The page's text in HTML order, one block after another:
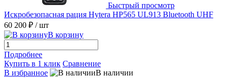
Быстрый просмотр
Искробезопасная рация Hytera HP565 UL913 Bluetooth UHF
60 200 ₽ / шт
В корзину
Подробнее
Купить в 1 клик Сравнение
В избранное
В наличии